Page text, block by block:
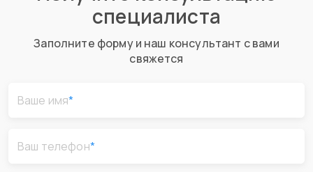
специалиста
Заполните форму и наш консультант с вами
свяжется
Ваше имя*
Ваш телефон*